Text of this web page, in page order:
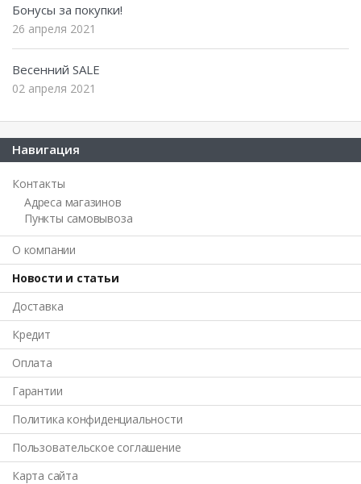
Бонусы за покупки!
26 апреля 2021
Весенний SALE
02 апреля 2021
Навигация
Контакты
Адреса магазинов
Пункты самовывоза
О компании
Новости и статьи
Доставка
Кредит
Оплата
Гарантии
Политика конфиденциальности
Пользовательское соглашение
Карта сайта